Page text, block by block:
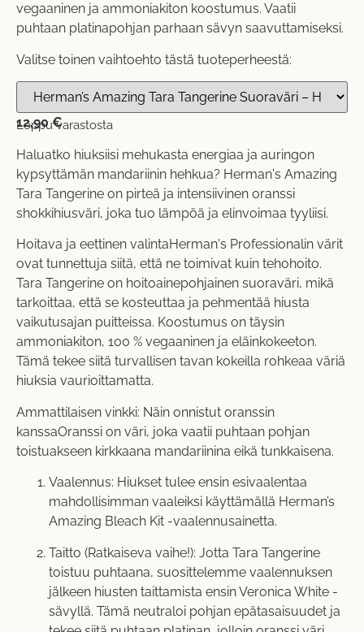
vegaaninen ja ammoniakiton koostumus. Vaatii
puhtaan platinapohjan parhaan sävyn saavuttamiseksi.
Valitse toinen vaihtoehto tästä tuoteperheestä:
12,90€
Loppu varastosta
Haluatko hiuksiisi mehukasta energiaa ja auringon
kypsyttämän mandariinin hehkua? Herman's Amazing
Tara Tangerine on pirteä ja intensiivinen oranssi
shokkihiusväri, joka tuo lämpöä ja elinvoimaa tyyliisi.
Hoitava ja eettinen valintaHerman's Professionalin värit
ovat tunnettuja siitä, että ne toimivat kuin tehohoito.
Tara Tangerine on hoitoainepohjainen suoraväri, mikä
tarkoittaa, että se kosteuttaa ja pehmentää hiusta
vaikutusajan puitteissa. Koostumus on täysin
ammoniakiton, 100 % vegaaninen ja eläinkokeeton.
Tämä tekee siitä turvallisen tavan kokeilla rohkeaa väriä
hiuksia vaurioittamatta.
Ammattilaisen vinkki: Näin onnistut oranssin
kanssaOranssi on väri, joka vaatii puhtaan pohjan
toistuakseen kirkkaana mandariinina eikä tunkkaisena.
Vaalennus: Hiukset tulee ensin esivaalentaa
mahdollisimman vaaleiksi käyttämällä Herman’s
Amazing Bleach Kit -vaalennusainetta.
Taitto (Ratkaiseva vaihe!): Jotta Tara Tangerine
toistuu puhtaana, suosittelemme vaalennuksen
jälkeen hiusten taittamista ensinVeronica White -
sävyllä. Tämä neutraloi pohjan epätasaisuudet ja